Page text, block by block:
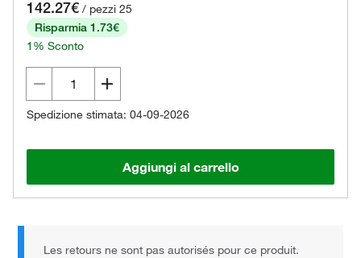
142.27€ / pezzi 25
Risparmia 1.73€
1% Sconto
Spedizione stimata: 04-09-2026
Aggiungi al carrello
Les retours ne sont pas autorisés pour ce produit.